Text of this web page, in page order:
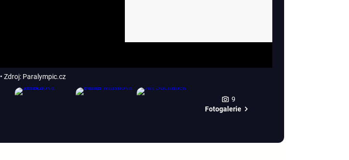
• Zdroj: Paralympic.cz
9
Fotogalerie